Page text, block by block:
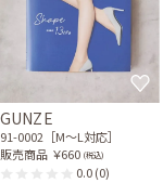
GUNZE
91-0002［M〜L対応］
販売商品 ￥660 (税込)
0.0(0)